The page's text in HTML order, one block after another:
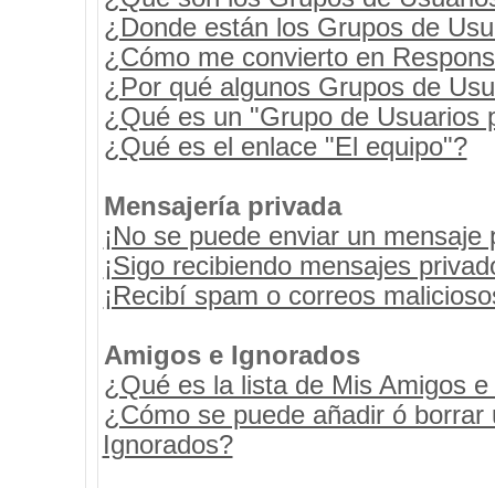
¿Donde están los Grupos de
¿Cómo me convierto en
¿Por qué algunos Grupos de
¿Qué es un "Grupo de Usuarios
¿Qué es el enlace "El equipo"?
Mensajería privada
¡No se puede enviar un mensaje
¡Sigo recibiendo mensajes
¡Recibí spam o correos
Amigos e Ignorados
¿Qué es la lista de Mis Amigos
¿Cómo se puede añadir ó
Ignorados?